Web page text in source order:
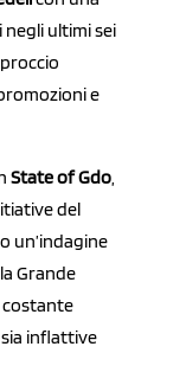
ultimi sei
e
State of Gdo,
del
un’indagine
Grande
inflattive